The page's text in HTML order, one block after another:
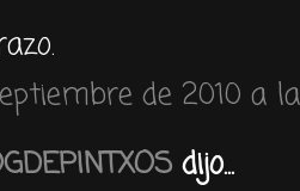
de 2010 a
dijo...